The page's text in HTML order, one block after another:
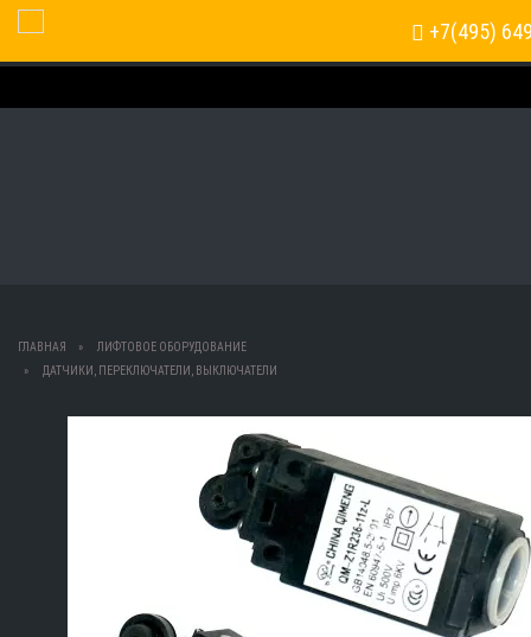
+7(495)
Toggle Navigation
ГЛАВНАЯ
ЛИФТОВОЕ ОБОРУДОВАНИЕ
ДАТЧИКИ, ПЕРЕКЛЮЧАТЕЛИ, ВЫКЛЮЧАТЕЛИ